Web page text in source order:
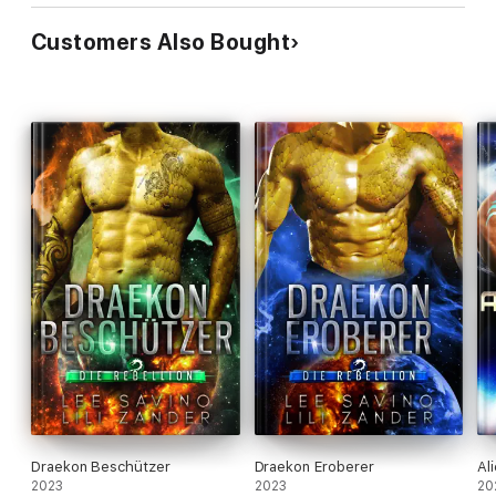
Customers Also Bought
Draekon Beschützer
2023
Draekon Eroberer
2023